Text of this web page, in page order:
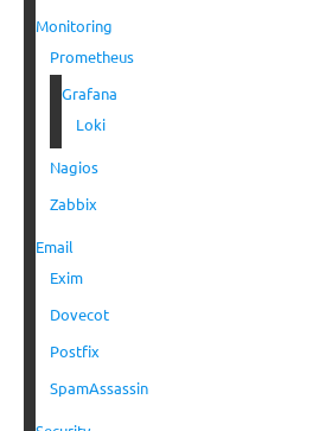
Monitoring
Prometheus
Grafana
Loki
Nagios
Zabbix
Email
Exim
Dovecot
Postfix
SpamAssassin